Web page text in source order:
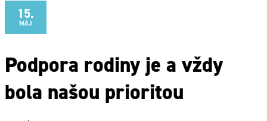
15.
MÁJ
Podpora rodiny je a vždy
bola našou prioritou